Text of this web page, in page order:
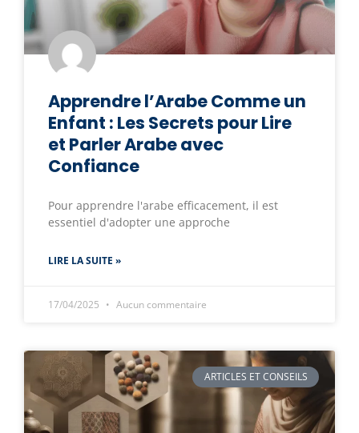
Apprendre l’Arabe Comme un
Enfant : Les Secrets pour Lire
et Parler Arabe avec
Confiance
Pour apprendre l'arabe efficacement, il est
essentiel d'adopter une approche
LIRE LA SUITE »
17/04/2025 Aucun commentaire
ARTICLES ET CONSEILS